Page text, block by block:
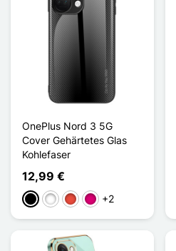
OnePlus Nord 3 5G
Cover Gehärtetes Glas
Kohlefaser
12,99 €
Schwarz
WeißRot Magenta
+2